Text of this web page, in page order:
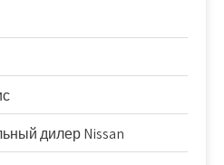
дилер Nissan